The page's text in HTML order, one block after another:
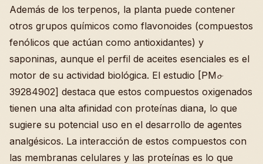
Además de los terpenos, la planta puede contener
otros grupos químicos como flavonoides (compuestos
fenólicos que actúan como antioxidantes) y
saponinas, aunque el perfil de aceites esenciales es el
motor de su actividad biológica. El estudio [PM𝓸
39284902] destaca que estos compuestos oxigenados
tienen una alta afinidad con proteínas diana, lo que
sugiere su potencial uso en el desarrollo de agentes
analgésicos. La interacción de estos compuestos con
las membranas celulares y las proteínas es lo que